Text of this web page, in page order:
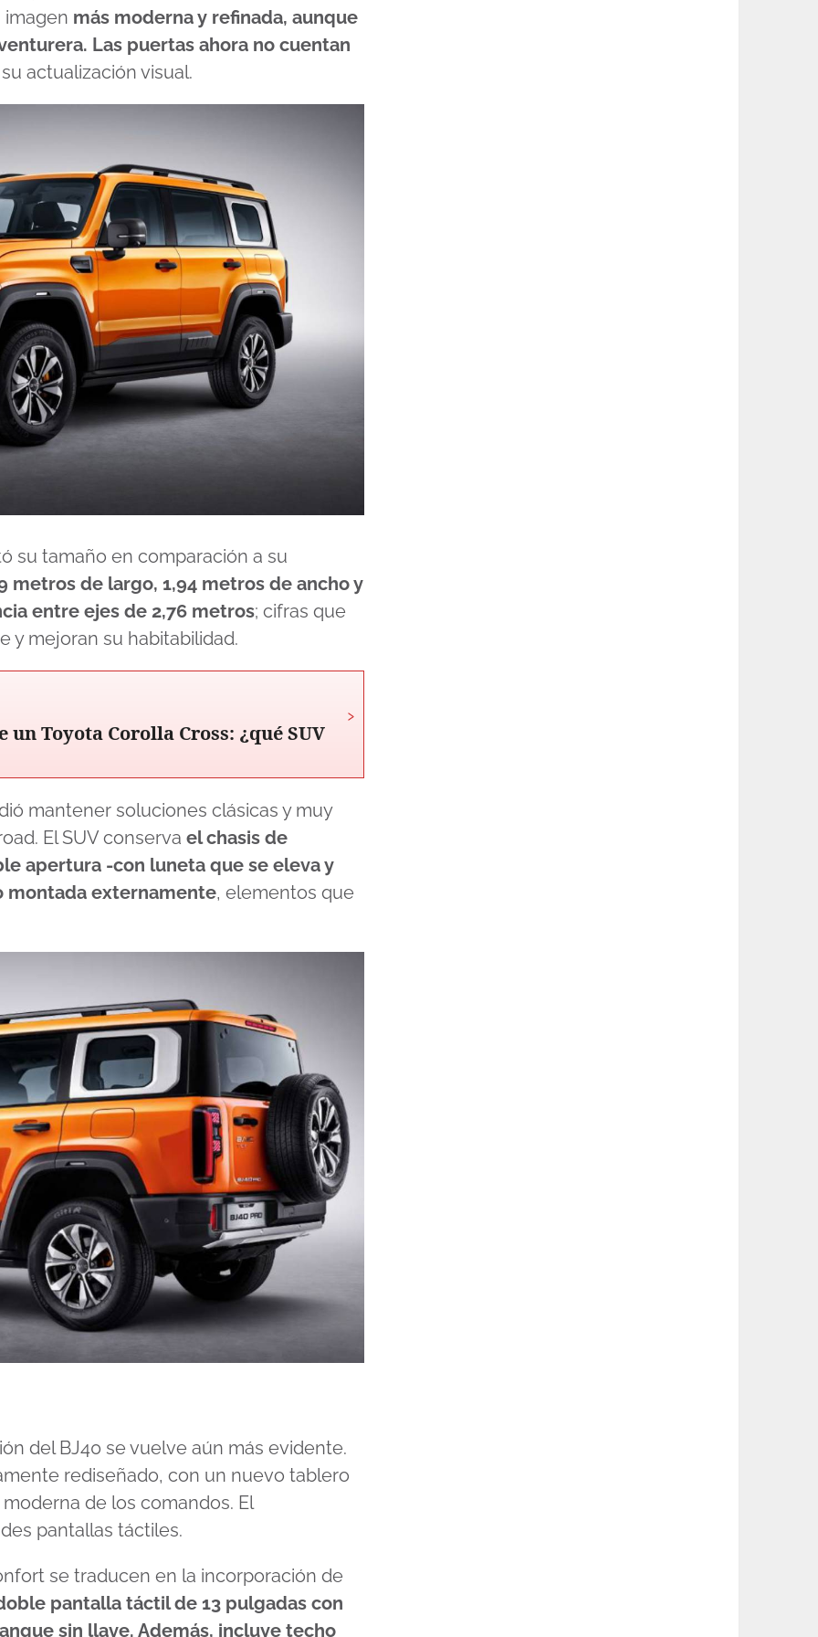
imagen más moderna y refinada, aunque
Las puertas ahora no cuentan
actualización visual.
su tamaño en comparación a su
metros de largo, 1,94 metros de ancho y
entre ejes de 2,76 metros; cifras que
y mejoran su habitabilidad.
un Toyota Corolla Cross: ¿qué SUV
›
mantener soluciones clásicas y muy
El SUV conserva el chasis de
apertura -con luneta que se eleva y
montada externamente, elementos que
del BJ40 se vuelve aún más evidente.
rediseñado, con un nuevo tablero
de los comandos. El
pantallas táctiles.
se traducen en la incorporación de
pantalla táctil de 13 pulgadas con
sin llave. Además, incluye techo